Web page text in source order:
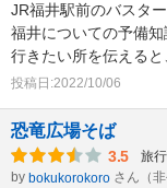
JR福井駅前のバスタ
福井についての予備
行きたい所を伝える
投稿日:2022/10/06
恐竜広場そば
3.5 旅
by bokukorokoro さん（非